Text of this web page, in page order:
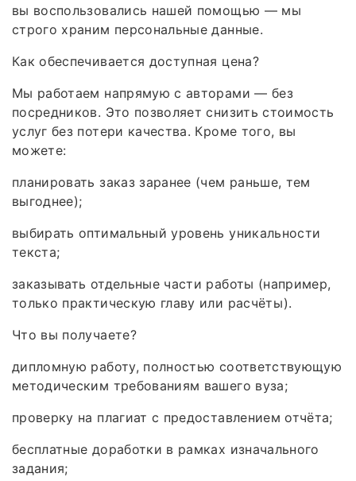
вы воспользовались нашей помощью — мы
строго храним персональные данные.
Как обеспечивается доступная цена?
Мы работаем напрямую с авторами — без
посредников. Это позволяет снизить стоимость
услуг без потери качества. Кроме того, вы
можете:
планировать заказ заранее (чем раньше, тем
выгоднее);
выбирать оптимальный уровень уникальности
текста;
заказывать отдельные части работы (например,
только практическую главу или расчёты).
Что вы получаете?
дипломную работу, полностью соответствующую
методическим требованиям вашего вуза;
проверку на плагиат с предоставлением отчёта;
бесплатные доработки в рамках изначального
задания;